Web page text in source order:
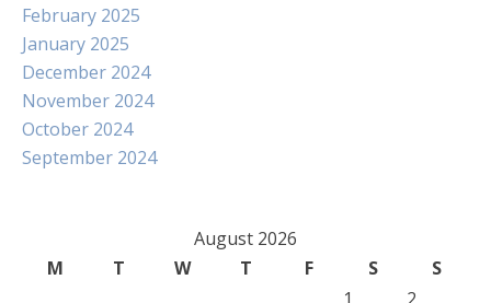
February 2025
January 2025
December 2024
November 2024
October 2024
September 2024
August 2026
M
T W T F S
S